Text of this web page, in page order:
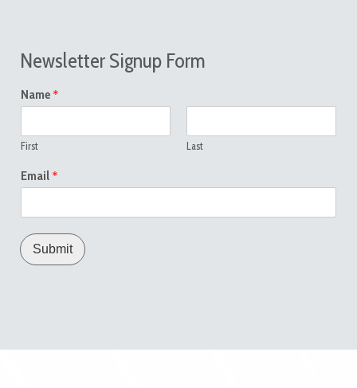
Newsletter Signup Form
Name *
First Last
Email *
Submit